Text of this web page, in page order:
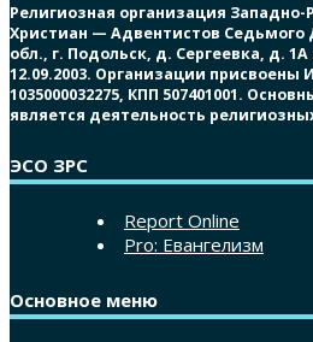
Религиозная организация
Христиан — Адвентистов Седьмого
обл., г. Подольск, д. Сергеевка, д.
12.09.2003. Организации присвоены
1035000032275, КПП 507401001.
является деятельность
ЭСО ЗРС
Report Online
Pro: Евангелизм
Основное меню